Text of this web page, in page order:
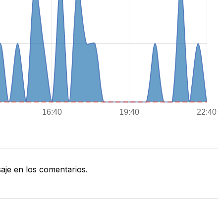
en los comentarios.